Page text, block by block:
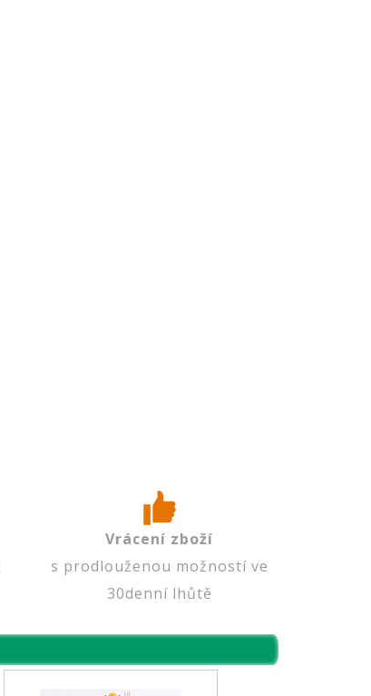
Vrácení zboží
s prodlouženou možností ve
30denní lhůtě